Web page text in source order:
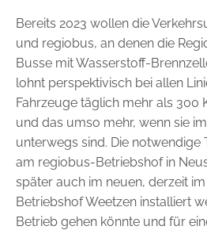
Bereits 2023 wollen die
und regiobus, an denen die
Busse mit Wasserstoff-
lohnt perspektivisch bei allen
Fahrzeuge täglich mehr als 300
und das umso mehr, wenn sie
unterwegs sind. Die ­notwendige
am regiobus-Betriebshof in
später auch im neuen, derzeit
Betriebshof Weetzen installiert
Betrieb gehen könnte und für